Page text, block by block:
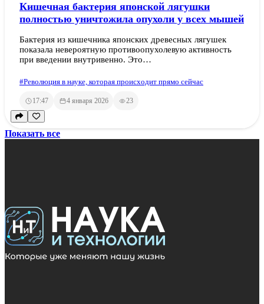
Кишечная бактерия японской лягушки
полностью уничтожила опухоли у всех мышей
Бактерия из кишечника японских древесных лягушек
показала невероятную противоопухолевую активность
при введении внутривенно. Это…
#Революция в науке, которая происходит прямо сейчас
17:47 4 января 2026 23
Показать все